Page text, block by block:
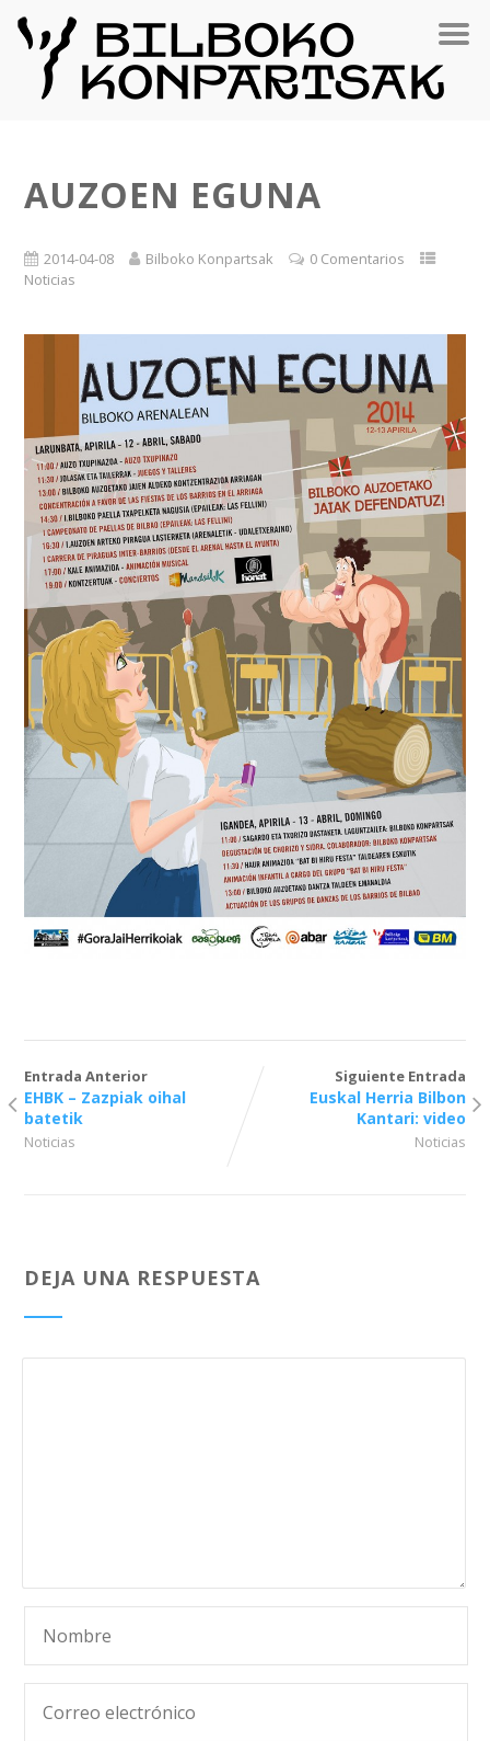
AUZOEN EGUNA
2014-04-08 Bilboko Konpartsak
0 Comentarios
Noticias
Entrada Anterior
EHBK – Zazpiak oihal
batetik
Noticias
Siguiente Entrada
Euskal Herria Bilbon
Kantari: video
Noticias
DEJA UNA RESPUESTA